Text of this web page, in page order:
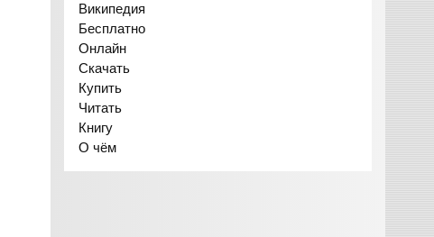
Википедия
Бесплатно
Онлайн
Скачать
Купить
Читать
Книгу
О чём